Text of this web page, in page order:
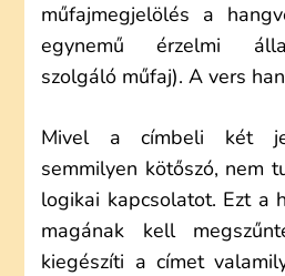
műfajmegjelölés a
egynemű érzelmi
szolgáló műfaj). A vers
Mivel a címbeli két
semmilyen kötőszó, nem
logikai kapcsolatot. Ezt a
magának kell
kiegészíti a címet